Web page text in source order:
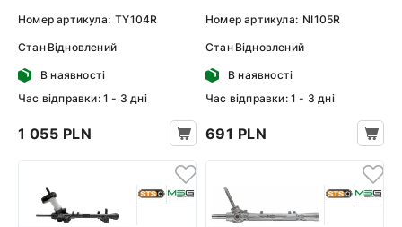
Номер артикула: TY104R
Стан Відновлений
В наявності
Час відправки: 1 - 3 дні
1 055 PLN
Номер артикула: NI105R
Стан Відновлений
В наявності
Час відправки: 1 - 3 дні
691 PLN